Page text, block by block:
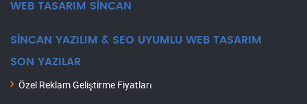
WEB TASARIM SİNCAN
SİNCAN YAZILIM & SEO UYUMLU WEB TASARIM
SON YAZILAR
Özel Reklam Geliştirme Fiyatları